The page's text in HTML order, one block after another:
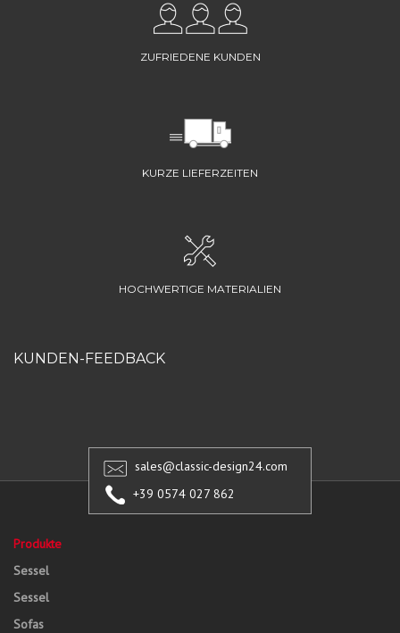
ZUFRIEDENE KUNDEN
KURZE LIEFERZEITEN
HOCHWERTIGE MATERIALIEN
KUNDEN-FEEDBACK
sales@classic-design24.com
+39 0574 027 862
Produkte
Sessel
Sessel
Sofas